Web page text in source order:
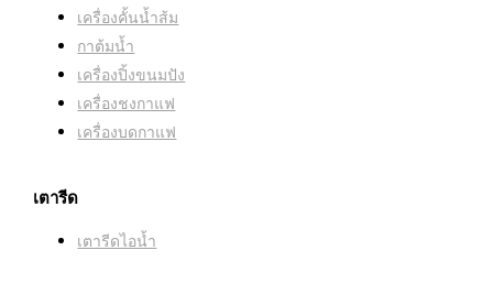
เครื่องคั้นน้ำส้ม
กาต้มน้ำ
เครื่องปิ้งขนมปัง
เครื่องชงกาแฟ
เครื่องบดกาแฟ
เตารีด
เตารีดไอน้ำ